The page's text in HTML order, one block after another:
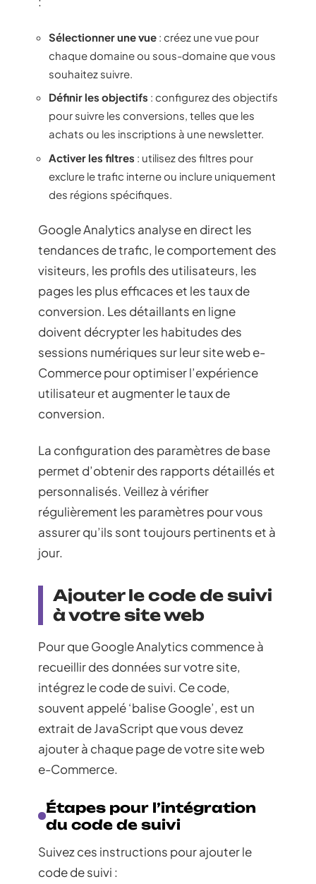
Sélectionner une vue : créez une vue pour
chaque domaine ou sous-domaine que vous
souhaitez suivre.
Définir les objectifs : configurez des objectifs
pour suivre les conversions, telles que les
achats ou les inscriptions à une newsletter.
Activer les filtres : utilisez des filtres pour
exclure le trafic interne ou inclure uniquement
des régions spécifiques.
Google Analytics analyse en direct les
tendances de trafic, le comportement des
visiteurs, les profils des utilisateurs, les
pages les plus efficaces et les taux de
conversion. Les détaillants en ligne
doivent décrypter les habitudes des
sessions numériques sur leur site web e-
Commerce pour optimiser l’expérience
utilisateur et augmenter le taux de
conversion.
La configuration des paramètres de base
permet d’obtenir des rapports détaillés et
personnalisés. Veillez à vérifier
régulièrement les paramètres pour vous
assurer qu’ils sont toujours pertinents et à
jour.
Ajouter le code de suivi
à votre site web
Pour que Google Analytics commence à
recueillir des données sur votre site,
intégrez le code de suivi. Ce code,
souvent appelé ‘balise Google’, est un
extrait de JavaScript que vous devez
ajouter à chaque page de votre site web
e-Commerce.
Étapes pour l’intégration
du code de suivi
Suivez ces instructions pour ajouter le
code de suivi :